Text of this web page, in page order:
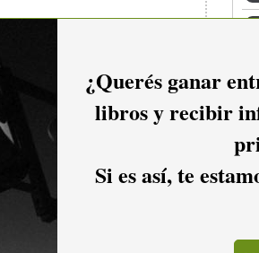
¿Querés ganar
libros y recibir
Si es así, te